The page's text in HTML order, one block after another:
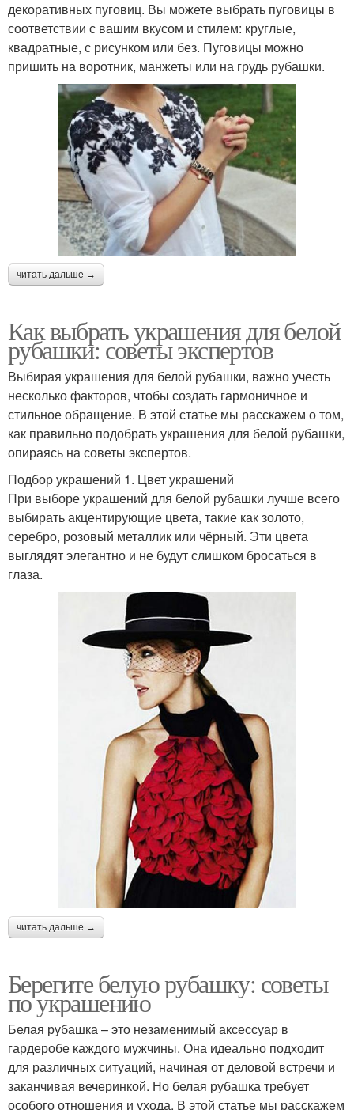
декоративных пуговиц. Вы можете выбрать пуговицы в
соответствии с вашим вкусом и стилем: круглые,
квадратные, с рисунком или без. Пуговицы можно
пришить на воротник, манжеты или на грудь рубашки.
читать дальше →
Как выбрать украшения для белой
рубашки: советы экспертов
Выбирая украшения для белой рубашки, важно учесть
несколько факторов, чтобы создать гармоничное и
стильное обращение. В этой статье мы расскажем о том,
как правильно подобрать украшения для белой рубашки,
опираясь на советы экспертов.
Подбор украшений 1. Цвет украшений
При выборе украшений для белой рубашки лучше всего
выбирать акцентирующие цвета, такие как золото,
серебро, розовый металлик или чёрный. Эти цвета
выглядят элегантно и не будут слишком бросаться в
глаза.
читать дальше →
Берегите белую рубашку: советы
по украшению
Белая рубашка – это незаменимый аксессуар в
гардеробе каждого мужчины. Она идеально подходит
для различных ситуаций, начиная от деловой встречи и
заканчивая вечеринкой. Но белая рубашка требует
особого отношения и ухода. В этой статье мы расскажем